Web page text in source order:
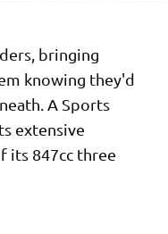
bringing
knowing they'd
A Sports
extensive
its 847cc three